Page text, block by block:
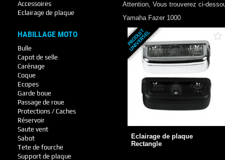
Accessoires
Eclairage de plaque
HABILLAGE MOTO
Bulle
Capot de selle
Carénage
Coque
Ecopes
Garde boue
Passage de roue
Protections / Caches
Réservoir
Saute vent
Sabot
Tete de fourche
Support de plaque
Attention, Vous trouverez ci-
Yamaha Fazer 1000
P
R
O
D
U
I
T
U
N
I
V
E
R
S
E
L
Eclairage de plaque
Rectangle
Eclairage de plaque
Rectangle
+ DE DÉTAILS